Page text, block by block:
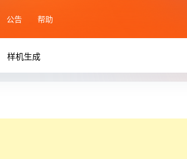
公告 帮助
样机生成